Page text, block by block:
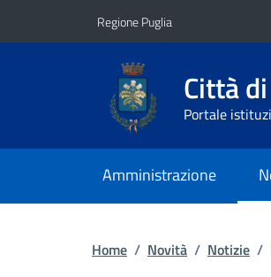
Regione Puglia
Città
Portale
Amministrazione
Home / Novità / Notizie /